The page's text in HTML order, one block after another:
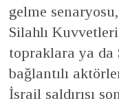
gelme
Silahlı
topraklara ya da
bağlantılı
İsrail saldırısı